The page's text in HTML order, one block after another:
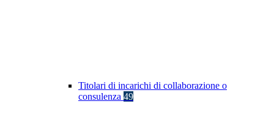
Titolari di incarichi di collaborazione o
consulenza 49